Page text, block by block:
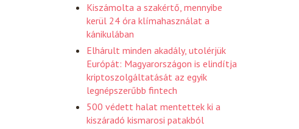
Kiszámolta a szakértő, mennyibe
kerül 24 óra klímahasználat a
kánikulában
Elhárult minden akadály, utolérjük
Európát: Magyarországon is elindítja
kriptoszolgáltatását az egyik
legnépszerűbb fintech
500 védett halat mentettek ki a
kiszáradó kismarosi patakból